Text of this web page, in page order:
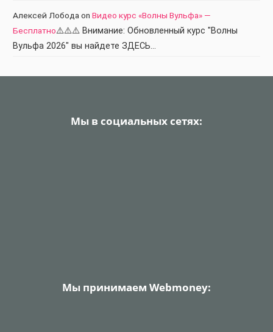
Алексей Лобода on Видео курс «Волны Вульфа» —
Бесплатно⚠️⚠️⚠️ Внимание: Обновленный курс "Волны
Вульфа 2026" вы найдете ЗДЕСЬ…
Мы в социальных сетях:
Мы принимаем Webmoney: